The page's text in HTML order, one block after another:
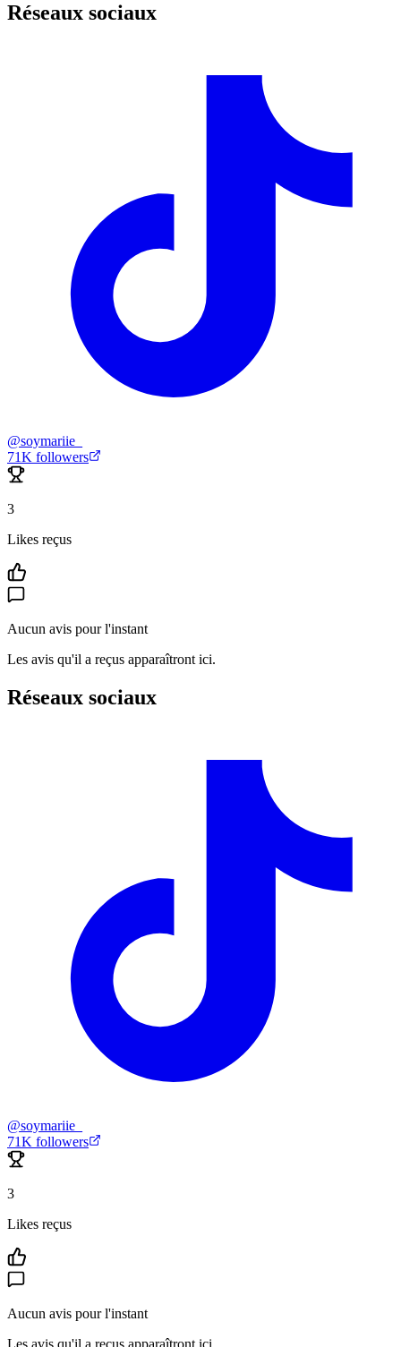
Réseaux sociaux
@soymariie_
71K followers
3
Likes reçus
Aucun avis pour l'instant
Les avis qu'il a reçus apparaîtront ici.
Réseaux sociaux
@soymariie_
71K followers
3
Likes reçus
Aucun avis pour l'instant